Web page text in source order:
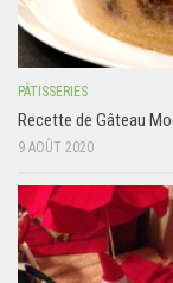
PÂTISSERIES
Recette de Gâteau
9 AOÛT 2020